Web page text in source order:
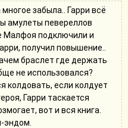
забыла.. Гарри всё
амулеты певереллов
Малфоя подключили и
получил повышение..
браслет где держать
не использовался?
колдовать, если колдует
Гарри таскается
вот и вся книга.
эндом.